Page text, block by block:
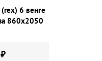
6 венге
860х2050